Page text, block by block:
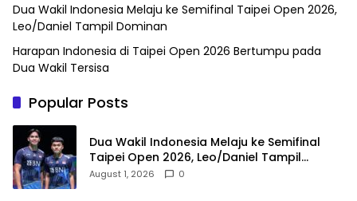
Dua Wakil Indonesia Melaju ke Semifinal Taipei Open 2026,
Leo/Daniel Tampil Dominan
Harapan Indonesia di Taipei Open 2026 Bertumpu pada
Dua Wakil Tersisa
Popular Posts
Dua Wakil Indonesia Melaju ke Semifinal
Taipei Open 2026, Leo/Daniel Tampil
Dominan
August 1, 2026 0